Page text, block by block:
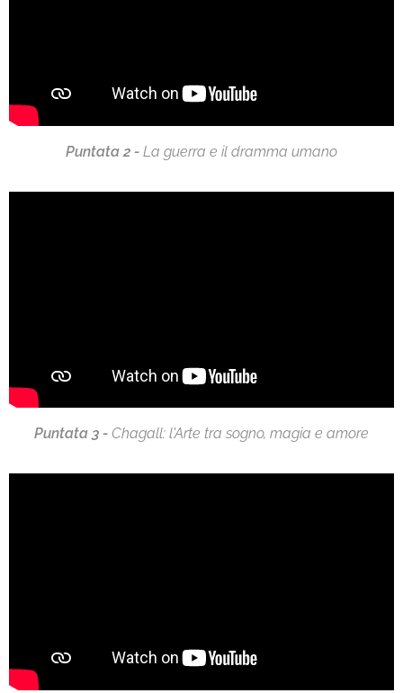
Puntata 2 - La guerra e il dramma umano
Puntata 3 - Chagall: l'Arte tra sogno, magia e amore